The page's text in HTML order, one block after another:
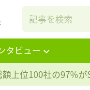
タビュー
額上位100社の97%が